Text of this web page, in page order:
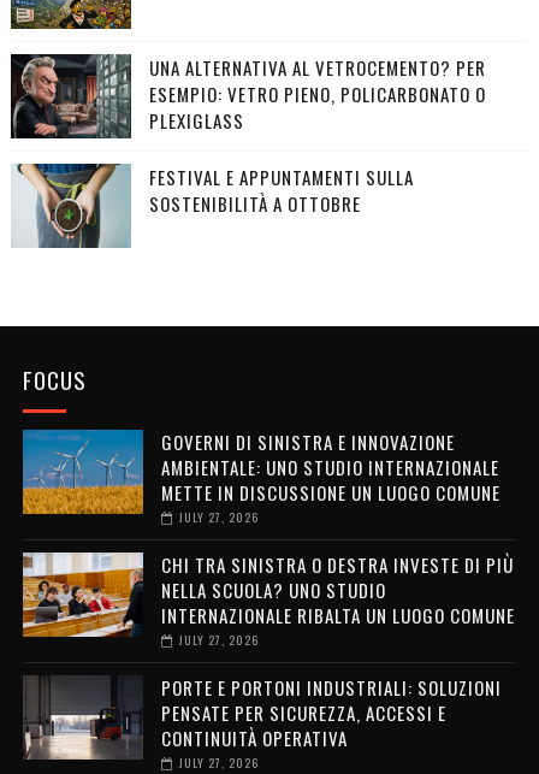
UNA ALTERNATIVA AL VETROCEMENTO? PER
ESEMPIO: VETRO PIENO, POLICARBONATO O
PLEXIGLASS
FESTIVAL E APPUNTAMENTI SULLA
SOSTENIBILITÀ A OTTOBRE
FOCUS
GOVERNI DI SINISTRA E INNOVAZIONE
AMBIENTALE: UNO STUDIO INTERNAZIONALE
METTE IN DISCUSSIONE UN LUOGO COMUNE
JULY 27, 2026
CHI TRA SINISTRA O DESTRA INVESTE DI PIÙ
NELLA SCUOLA? UNO STUDIO
INTERNAZIONALE RIBALTA UN LUOGO COMUNE
JULY 27, 2026
PORTE E PORTONI INDUSTRIALI: SOLUZIONI
PENSATE PER SICUREZZA, ACCESSI E
CONTINUITÀ OPERATIVA
JULY 27, 2026